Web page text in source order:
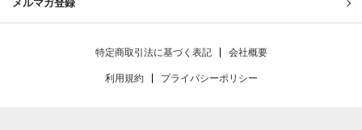
メルマガ登録
特定商取引法に基づく表記 会社概要
利用規約 プライバシーポリシー